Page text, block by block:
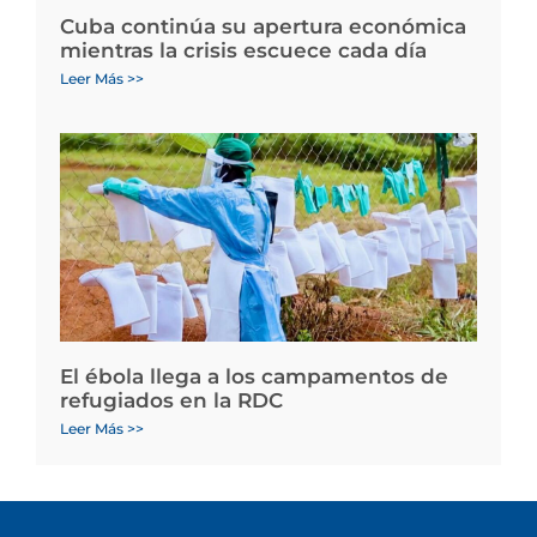
Cuba continúa su apertura económica
mientras la crisis escuece cada día
Leer Más >>
El ébola llega a los campamentos de
refugiados en la RDC
Leer Más >>